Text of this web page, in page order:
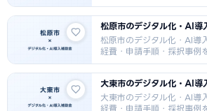
新版。
松原市のデジタル化・AI導
松原市のデジタル化・AI導
経費・申請手順・採択事例
最新版。
大東市のデジタル化・AI導
大東市のデジタル化・AI導
経費・申請手順・採択事例